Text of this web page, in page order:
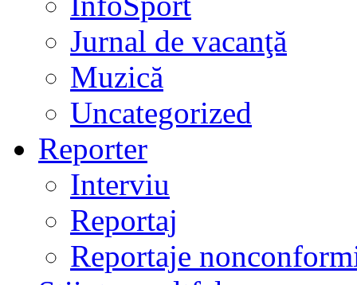
Jurnal de vacanţă
Muzică
Uncategorized
Reporter
Interviu
Reportaj
Reportaje